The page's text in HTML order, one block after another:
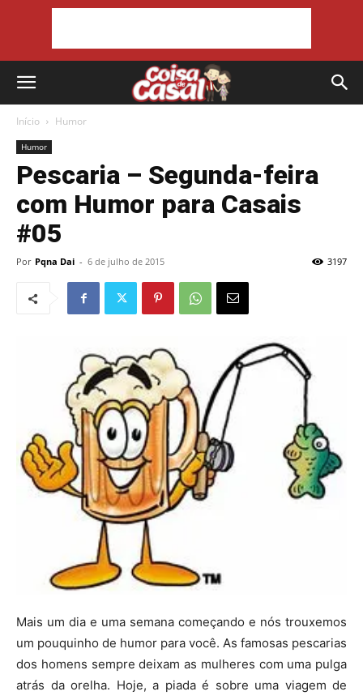
Início Humor
Humor
Pescaria – Segunda-feira
com Humor para Casais
#05
Por Pqna Dai - 6 de julho de 2015 3197
Mais um dia e uma semana começando e nós trouxemos
um pouquinho de humor para você. As famosas pescarias
dos homens sempre deixam as mulheres com uma pulga
atrás da orelha. Hoje, a piada é sobre uma viagem de